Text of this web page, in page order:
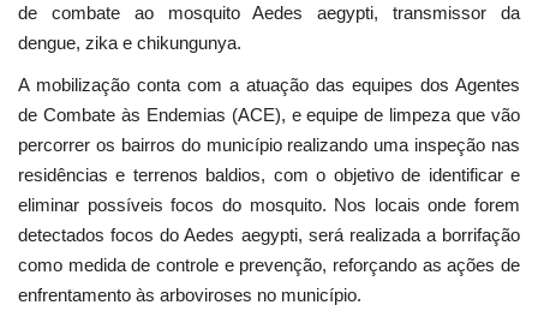
de combate ao mosquito Aedes aegypti, transmissor da
dengue, zika e chikungunya.
A mobilização conta com a atuação das equipes dos Agentes
de Combate às Endemias (ACE), e equipe de limpeza que vão
percorrer os bairros do município realizando uma inspeção nas
residências e terrenos baldios, com o objetivo de identificar e
eliminar possíveis focos do mosquito. Nos locais onde forem
detectados focos do Aedes aegypti, será realizada a borrifação
como medida de controle e prevenção, reforçando as ações de
enfrentamento às arboviroses no município.